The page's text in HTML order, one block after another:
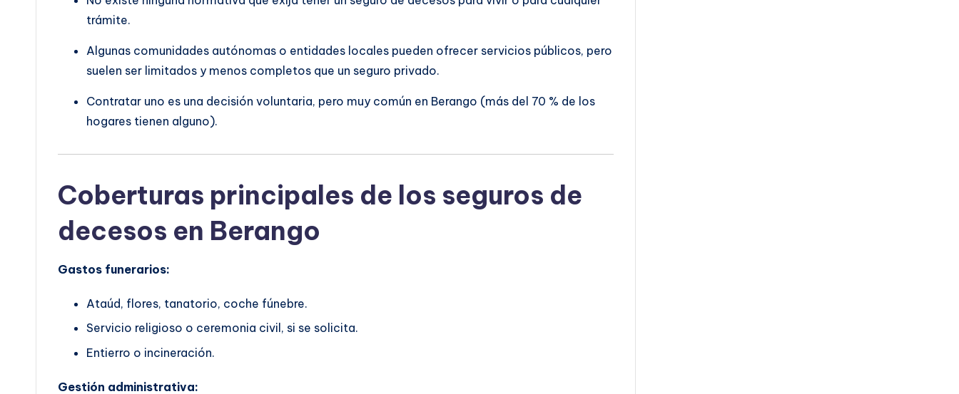
trámite.
Algunas comunidades autónomas o entidades locales pueden ofrecer servicios públicos, pero
suelen ser limitados y menos completos que un seguro privado.
Contratar uno es una decisión voluntaria, pero muy común en Berango (más del 70 % de los
hogares tienen alguno).
Coberturas principales de los seguros de
decesos en Berango
Gastos funerarios:
Ataúd, flores, tanatorio, coche fúnebre.
Servicio religioso o ceremonia civil, si se solicita.
Entierro o incineración.
Gestión administrativa: